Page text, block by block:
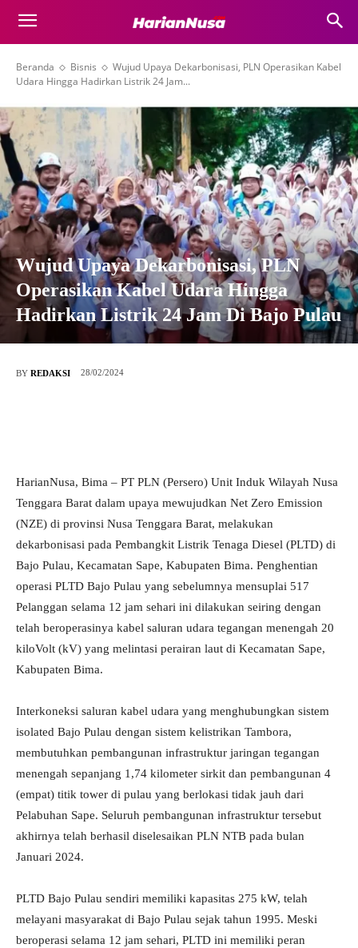
Beranda Bisnis
Wujud Upaya Dekarbonisasi, PLN Operasikan Kabel
Udara Hingga Hadirkan Listrik 24 Jam...
Wujud Upaya Dekarbonisasi, PLN
Operasikan Kabel Udara Hingga
Hadirkan Listrik 24 Jam Di Bajo Pulau
BY REDAKSI 28/02/2024
HarianNusa, Bima – PT PLN (Persero) Unit Induk Wilayah Nusa
Tenggara Barat dalam upaya mewujudkan Net Zero Emission
(NZE) di provinsi Nusa Tenggara Barat, melakukan
dekarbonisasi pada Pembangkit Listrik Tenaga Diesel (PLTD) di
Bajo Pulau, Kecamatan Sape, Kabupaten Bima. Penghentian
operasi PLTD Bajo Pulau yang sebelumnya mensuplai 517
Pelanggan selama 12 jam sehari ini dilakukan seiring dengan
telah beroperasinya kabel saluran udara tegangan menengah 20
kiloVolt (kV) yang melintasi perairan laut di Kecamatan Sape,
Kabupaten Bima.
Interkoneksi saluran kabel udara yang menghubungkan sistem
isolated Bajo Pulau dengan sistem kelistrikan Tambora,
membutuhkan pembangunan infrastruktur jaringan tegangan
menengah sepanjang 1,74 kilometer sirkit dan pembangunan 4
(empat) titik tower di pulau yang berlokasi tidak jauh dari
Pelabuhan Sape. Seluruh pembangunan infrastruktur tersebut
akhirnya telah berhasil diselesaikan PLN NTB pada bulan
Januari 2024.
PLTD Bajo Pulau sendiri memiliki kapasitas 275 kW, telah
melayani masyarakat di Bajo Pulau sejak tahun 1995. Meski
beroperasi selama 12 jam sehari, PLTD ini memiliki peran